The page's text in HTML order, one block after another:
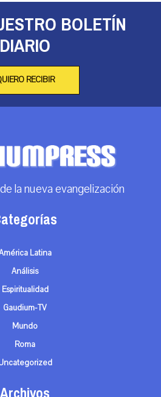
BOLETÍN
DIARIO
RECIBIR
la nueva evangelización
Latina
Análisis
Espiritualidad
Gaudium-TV
Mundo
Roma